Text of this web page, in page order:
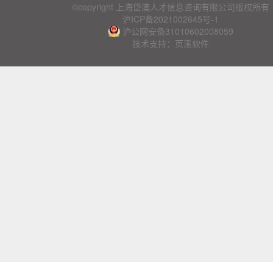
©copyright 上海岱澳人才信息咨询有限公司版权所有
沪ICP备2021002645号-1
沪公网安备31010602008059
技术支持：页溪软件